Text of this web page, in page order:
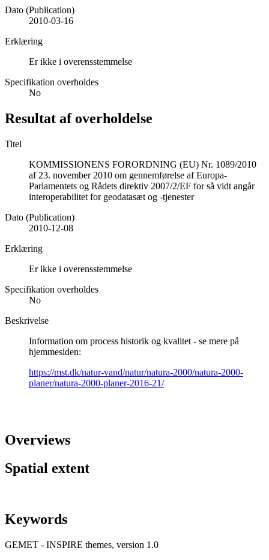
Dato (Publication)
2010-03-16
Erklæring
Er ikke i overensstemmelse
Specifikation overholdes
No
Resultat af overholdelse
Titel
KOMMISSIONENS FORORDNING (EU) Nr. 1089/2010
af 23. november 2010 om gennemførelse af Europa-
Parlamentets og Rådets direktiv 2007/2/EF for så vidt angår
interoperabilitet for geodatasæt og -tjenester
Dato (Publication)
2010-12-08
Erklæring
Er ikke i overensstemmelse
Specifikation overholdes
No
Beskrivelse
Information om process historik og kvalitet - se mere på
hjemmesiden:
https://mst.dk/natur-vand/natur/natura-2000/natura-2000-
planer/natura-2000-planer-2016-21/
Overviews
Spatial extent
Keywords
GEMET - INSPIRE themes, version 1.0